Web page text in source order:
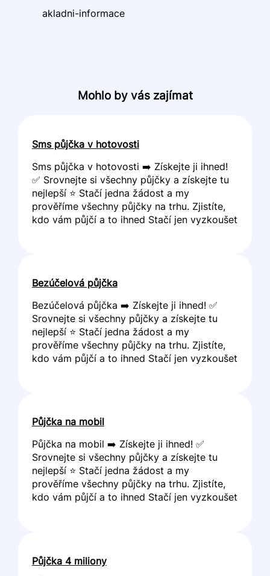
akladni-informace
Mohlo by vás zajímat
Sms půjčka v hotovosti
Sms půjčka v hotovosti ➡️ Získejte ji ihned!
✅ Srovnejte si všechny půjčky a získejte tu
nejlepší ⭐ Stačí jedna žádost a my
prověříme všechny půjčky na trhu. Zjistíte,
kdo vám půjčí a to ihned Stačí jen vyzkoušet
Bezúčelová půjčka
Bezúčelová půjčka ➡️ Získejte ji ihned! ✅
Srovnejte si všechny půjčky a získejte tu
nejlepší ⭐ Stačí jedna žádost a my
prověříme všechny půjčky na trhu. Zjistíte,
kdo vám půjčí a to ihned Stačí jen vyzkoušet
Půjčka na mobil
Půjčka na mobil ➡️ Získejte ji ihned! ✅
Srovnejte si všechny půjčky a získejte tu
nejlepší ⭐ Stačí jedna žádost a my
prověříme všechny půjčky na trhu. Zjistíte,
kdo vám půjčí a to ihned Stačí jen vyzkoušet
Půjčka 4 miliony